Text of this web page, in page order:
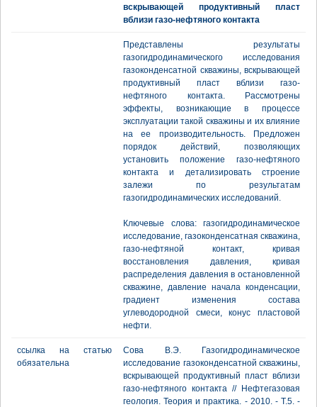
вскрывающей продуктивный пласт
вблизи газо-нефтяного контакта
Представлены результаты
газогидродинамического исследования
газоконденсатной скважины, вскрывающей
продуктивный пласт вблизи газо-
нефтяного контакта. Рассмотрены
эффекты, возникающие в процессе
эксплуатации такой скважины и их влияние
на ее производительность. Предложен
порядок действий, позволяющих
установить положение газо-нефтяного
контакта и детализировать строение
залежи по результатам
газогидродинамических исследований.
Ключевые слова: газогидродинамическое
исследование, газоконденсатная скважина,
газо-нефтяной контакт, кривая
восстановления давления, кривая
распределения давления в остановленной
скважине, давление начала конденсации,
градиент изменения состава
углеводородной смеси, конус пластовой
нефти.
ссылка на статью
обязательна
Сова В.Э. Газогидродинамическое
исследование газоконденсатной скважины,
вскрывающей продуктивный пласт вблизи
газо-нефтяного контакта // Нефтегазовая
геология. Теория и практика. - 2010. - Т.5. -